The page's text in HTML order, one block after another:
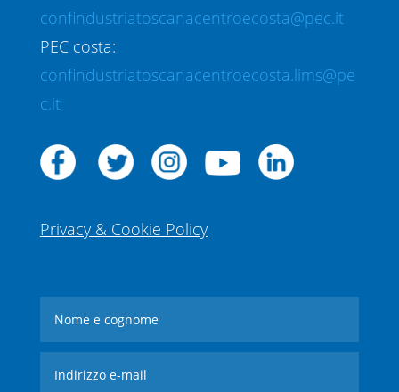
confindustriatoscanacentroecosta@pec.it
PEC costa:
confindustriatoscanacentroecosta.lims@pe
c.it
Privacy & Cookie Policy